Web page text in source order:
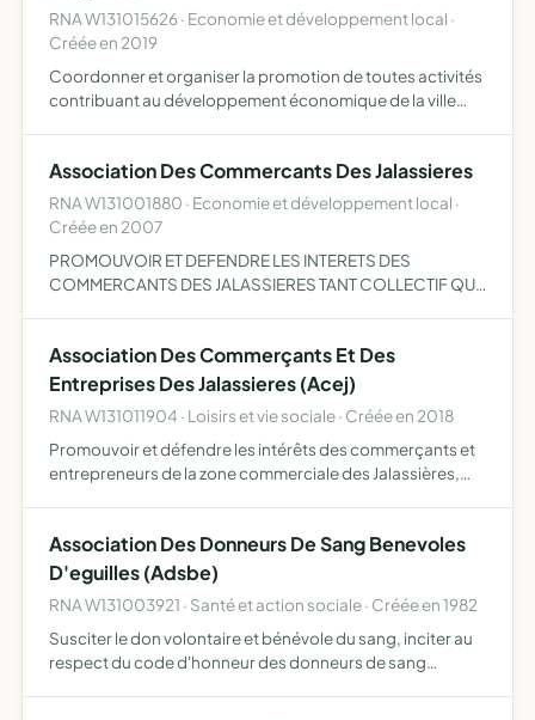
RNA W131015626 · Economie et développement local ·
Créée en 2019
Coordonner et organiser la promotion de toutes activités
contribuant au développement économique de la ville
indus…
Association Des Commercants Des Jalassieres
RNA W131001880 · Economie et développement local ·
Créée en 2007
PROMOUVOIR ET DEFENDRE LES INTERETS DES
COMMERCANTS DES JALASSIERES TANT COLLECTIF QU
MOYENS LEGAUX POUR DEFENDRE LES INTERETS
LEGITIME DE…
Association Des Commerçants Et Des
Entreprises Des Jalassieres (Acej)
RNA W131011904 · Loisirs et vie sociale · Créée en 2018
Promouvoir et défendre les intérêts des commerçants et
entrepreneurs de la zone commerciale des Jalassières,
Association Des Donneurs De Sang Benevoles
D'eguilles (Adsbe)
RNA W131003921 · Santé et action sociale · Créée en 1982
Susciter le don volontaire et bénévole du sang, inciter au
respect du code d'honneur des donneurs de sang